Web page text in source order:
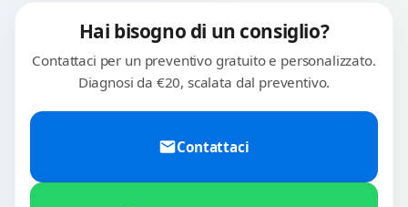
Hai bisogno di un consiglio?
Contattaci per un preventivo gratuito e personalizzato.
Diagnosi da €20, scalata dal preventivo.
Contattaci